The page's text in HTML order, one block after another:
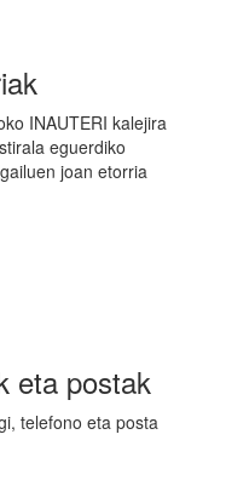
INAUTERI kalejira
eguerdiko
joan etorria
eta postak
telefono eta posta